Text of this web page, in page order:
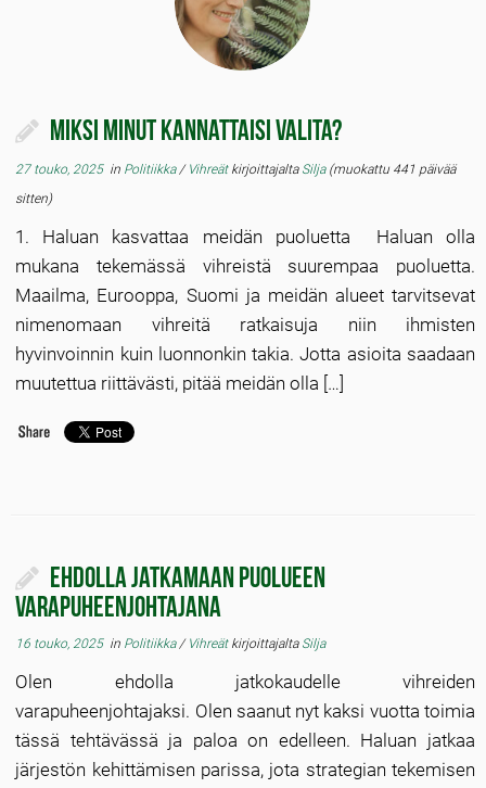
Miksi minut kannattaisi valita?
27 touko, 2025in Politiikka/ Vihreät kirjoittajalta Silja(muokattu 441 päivää
sitten)
1. Haluan kasvattaa meidän puoluetta Haluan olla
mukana tekemässä vihreistä suurempaa puoluetta.
Maailma, Eurooppa, Suomi ja meidän alueet tarvitsevat
nimenomaan vihreitä ratkaisuja niin ihmisten
hyvinvoinnin kuin luonnonkin takia. Jotta asioita saadaan
muutettua riittävästi, pitää meidän olla […]
Ehdolla jatkamaan puolueen
varapuheenjohtajana
16 touko, 2025in Politiikka/ Vihreät kirjoittajalta Silja
Olen ehdolla jatkokaudelle vihreiden
varapuheenjohtajaksi. Olen saanut nyt kaksi vuotta toimia
tässä tehtävässä ja paloa on edelleen. Haluan jatkaa
järjestön kehittämisen parissa, jota strategian tekemisen